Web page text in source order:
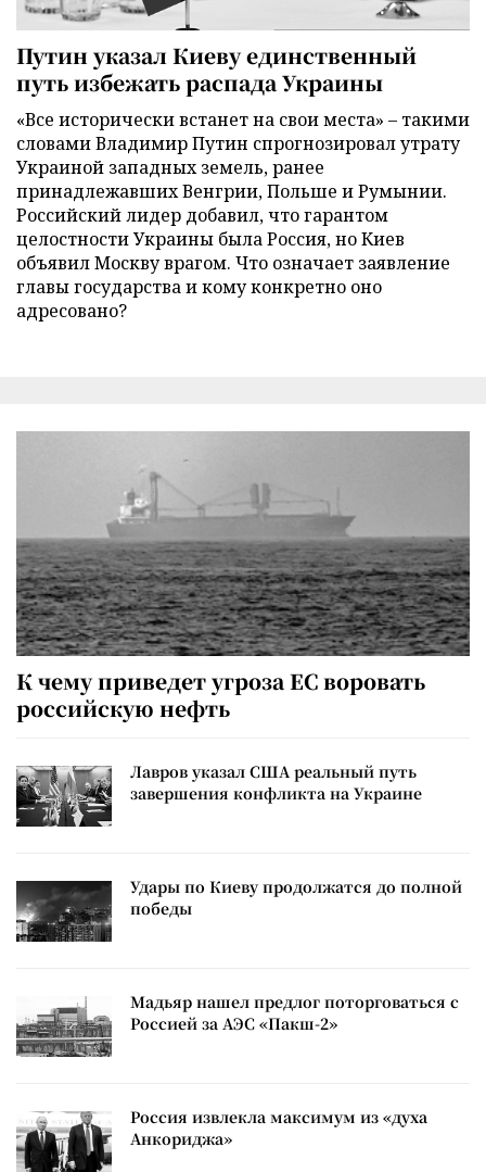
Путин указал Киеву единственный
путь избежать распада Украины
«Все исторически встанет на свои места» – такими
словами Владимир Путин спрогнозировал утрату
Украиной западных земель, ранее
принадлежавших Венгрии, Польше и Румынии.
Российский лидер добавил, что гарантом
целостности Украины была Россия, но Киев
объявил Москву врагом. Что означает заявление
главы государства и кому конкретно оно
адресовано?
К чему приведет угроза ЕС воровать
российскую нефть
Лавров указал США реальный путь
завершения конфликта на Украине
Удары по Киеву продолжатся до полной
победы
Мадьяр нашел предлог поторговаться с
Россией за АЭС «Пакш-2»
Россия извлекла максимум из «духа
Анкориджа»